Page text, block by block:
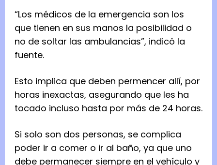
“Los médi­cos de la emer­gen­cia son los
que tie­nen en sus manos la posi­bi­li­dad o
no de sol­tar las ambu­lan­cias”, indicó la
fuente.
Esto implica que deben per­men­cer allí, por
horas ine­xac­tas, ase­gu­rando que les ha
tocado incluso hasta por más de 24 horas.
Si solo son dos per­so­nas, se com­plica
poder ir a comer o ir al baño, ya que uno
debe per­ma­ne­cer siem­pre en el vehí­culo y